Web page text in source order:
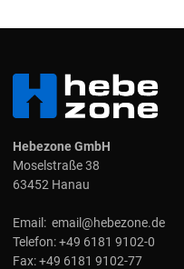
Hebezone GmbH
Moselstraße 38
63452 Hanau
Email: email@hebezone.de
Telefon:+49 6181 9102-0
Fax:+49 6181 9102-77